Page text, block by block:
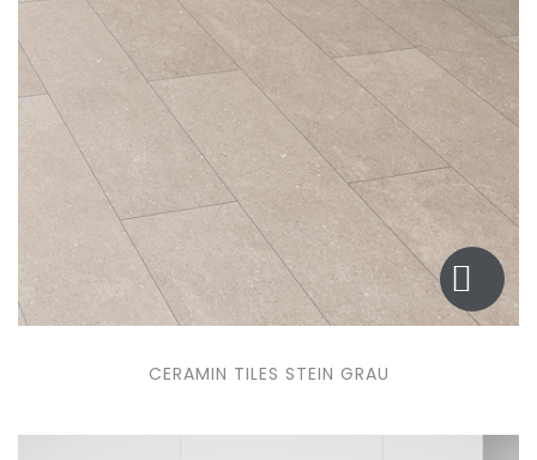
CERAMIN TILES STEIN GRAU